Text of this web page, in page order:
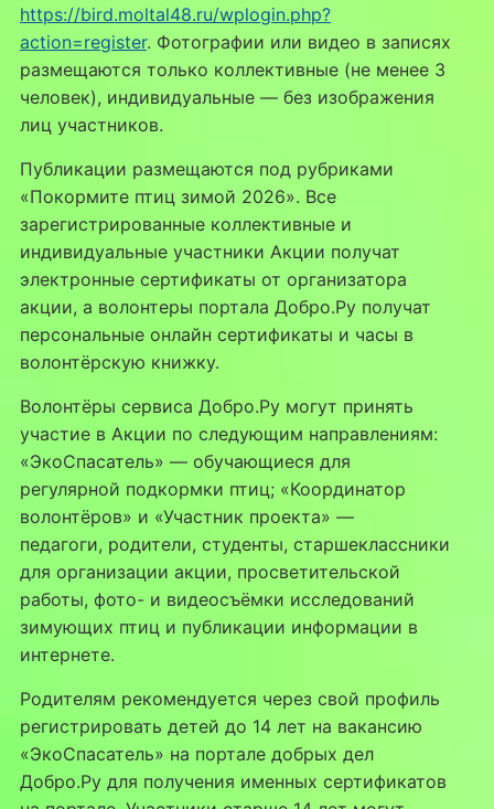
https://bird.moltal48.ru/wplogin.php?
action=register. Фотографии или видео в записях
размещаются только коллективные (не менее 3
человек), индивидуальные — без изображения
лиц участников.
Публикации размещаются под рубриками
«Покормите птиц зимой 2026». Все
зарегистрированные коллективные и
индивидуальные участники Акции получат
электронные сертификаты от организатора
акции, а волонтеры портала Добро.Ру получат
персональные онлайн сертификаты и часы в
волонтёрскую книжку.
Волонтёры сервиса Добро.Ру могут принять
участие в Акции по следующим направлениям:
«ЭкоСпасатель» — обучающиеся для
регулярной подкормки птиц; «Координатор
волонтёров» и «Участник проекта» —
педагоги, родители, студенты, старшеклассники
для организации акции, просветительской
работы, фото- и видеосъёмки исследований
зимующих птиц и публикации информации в
интернете.
Родителям рекомендуется через свой профиль
регистрировать детей до 14 лет на вакансию
«ЭкоСпасатель» на портале добрых дел
Добро.Ру для получения именных сертификатов